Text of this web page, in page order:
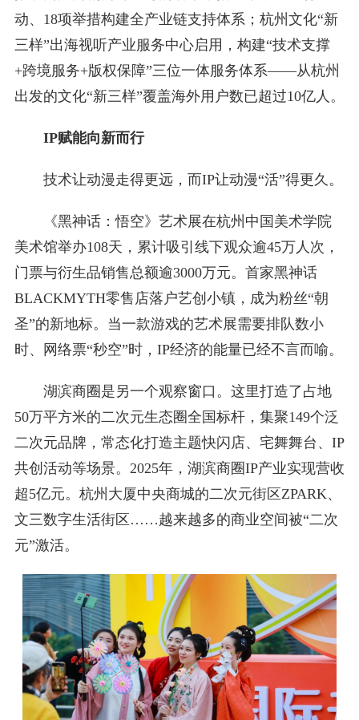
动、18项举措构建全产业链支持体系；杭州文化“新
三样”出海视听产业服务中心启用，构建“技术支撑
+跨境服务+版权保障”三位一体服务体系——从杭州
出发的文化“新三样”覆盖海外用户数已超过10亿人。
IP赋能向新而行
技术让动漫走得更远，而IP让动漫“活”得更久。
《黑神话：悟空》艺术展在杭州中国美术学院
美术馆举办108天，累计吸引线下观众逾45万人次，
门票与衍生品销售总额逾3000万元。首家黑神话
BLACKMYTH零售店落户艺创小镇，成为粉丝“朝
圣”的新地标。当一款游戏的艺术展需要排队数小
时、网络票“秒空”时，IP经济的能量已经不言而喻。
湖滨商圈是另一个观察窗口。这里打造了占地
50万平方米的二次元生态圈全国标杆，集聚149个泛
二次元品牌，常态化打造主题快闪店、宅舞舞台、IP
共创活动等场景。2025年，湖滨商圈IP产业实现营收
超5亿元。杭州大厦中央商城的二次元街区ZPARK、
文三数字生活街区……越来越多的商业空间被“二次
元”激活。